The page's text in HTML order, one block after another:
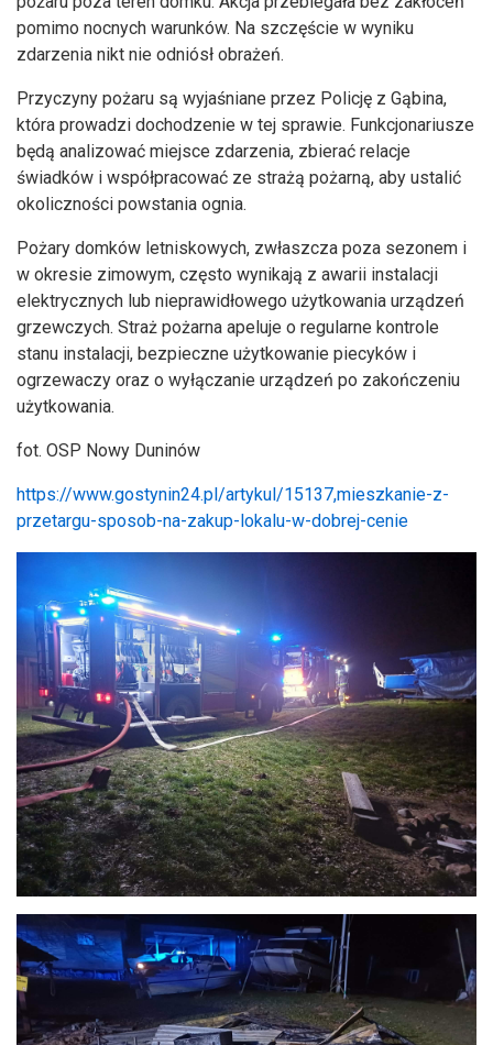
pomimo nocnych warunków. Na szczęście w wyniku
zdarzenia nikt nie odniósł obrażeń.
Przyczyny pożaru są wyjaśniane przez Policję z Gąbina,
która prowadzi dochodzenie w tej sprawie. Funkcjonariusze
będą analizować miejsce zdarzenia, zbierać relacje
świadków i współpracować ze strażą pożarną, aby ustalić
okoliczności powstania ognia.
Pożary domków letniskowych, zwłaszcza poza sezonem i
w okresie zimowym, często wynikają z awarii instalacji
elektrycznych lub nieprawidłowego użytkowania urządzeń
grzewczych. Straż pożarna apeluje o regularne kontrole
stanu instalacji, bezpieczne użytkowanie piecyków i
ogrzewaczy oraz o wyłączanie urządzeń po zakończeniu
użytkowania.
fot. OSP Nowy Duninów
https://www.gostynin24.pl/artykul/15137,mieszkanie-z-
przetargu-sposob-na-zakup-lokalu-w-dobrej-cenie